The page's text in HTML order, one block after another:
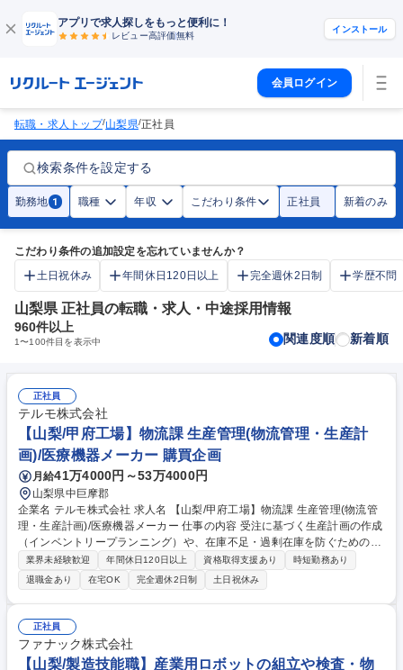
アプリで求人探しをもっと便利に！
レビュー高評価無料
インストール
会員ログイン
転職・求人トップ/山梨県/正社員
検索条件を設定する
勤務地 1 職種 年収 こだわり条件 正社員 新着のみ
こだわり条件の追加設定を忘れていませんか？
土日祝休み
年間休日120日以上 完全週休2日制 学歴不問
山梨県 正社員の転職・求人・中途採用情報
960件以上
1〜100件目を表示中 関連度順 新着順
正社員
テルモ株式会社
【山梨/甲府工場】物流課 生産管理(物流管理・生産計
画)/医療機器メーカー 購買企画
月給41万4000円～53万4000円
山梨県中巨摩郡
企業名 テルモ株式会社 求人名 【山梨/甲府工場】物流課 生産管理(物流管
理・生産計画)/医療機器メーカー 仕事の内容 受注に基づく生産計画の作成
（インベントリープランニング）や、在庫不足・過剰在庫を防ぐための需
給調整を担当します。本社や調達・サプライヤーなどの関係部門と連携
し、組織横断で供給体制を最適化します。 (1)生産・在庫計画:SAPやMES
などのシステムを活用した需給調整 (2)調整・推進業務:本社（S&OP）や
サプライヤーとの連携、突発的な問題発生時の関係部署を巻き込んだ意思
決定のリード (3)改善・高度化業務:AIを活用した生産計画の最適化や、Ex
celベース業務の効率化・自動化の検討、最新SCM知識の取り込み ※英語
は翻訳ツールを使用しながら文章のやり取りができれば問題ありません。
業界未経験歓迎 年間休日120日以上 資格取得支援あり
時短勤務あり
退職金あり
在宅OK 完全週休2日制 土日祝休み
正社員
ファナック株式会社
【山梨/製造技能職】産業用ロボットの組立や検査・物